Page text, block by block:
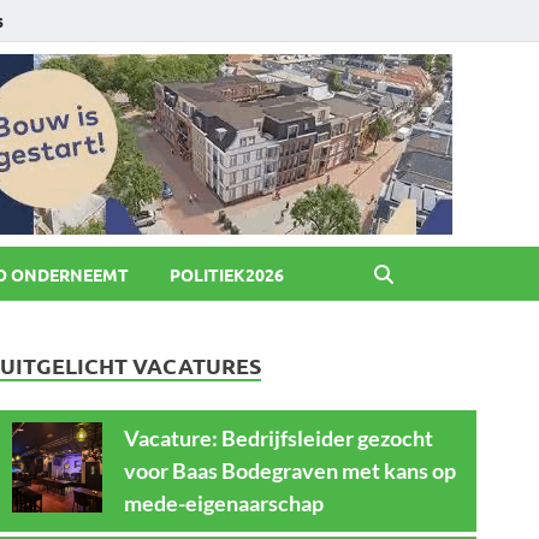
ONDERNEEMT POLITIEK2026
UITGELICHT VACATURES
Vacature: Bedrijfsleider gezocht
voor Baas Bodegraven met kans op
mede-eigenaarschap